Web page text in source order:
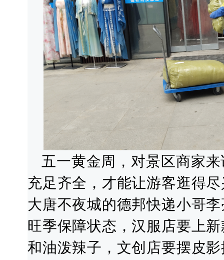
五一黄金周，对景区商家
充足齐全，才能让游客逛得
大唐不夜城的德邦快递小哥
旺季保障状态，汉服店要上
和油泼辣子，文创店要摆皮